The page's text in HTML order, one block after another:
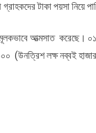
টাকা পয়সা নিয়ে
আত্মসাত করেছে।
(উনত্রিশ লক্ষ নব্বই